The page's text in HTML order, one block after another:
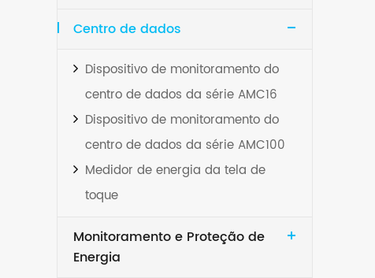
Centro de dados
Dispositivo de monitoramento do
centro de dados da série AMC16
Dispositivo de monitoramento do
centro de dados da série AMC100
Medidor de energia da tela de
toque
Monitoramento e Proteção de
Energia